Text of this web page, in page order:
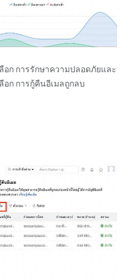
อก การรักษาความปลอดภัยและ
ก การกู้คืนอีเมลถูกลบ